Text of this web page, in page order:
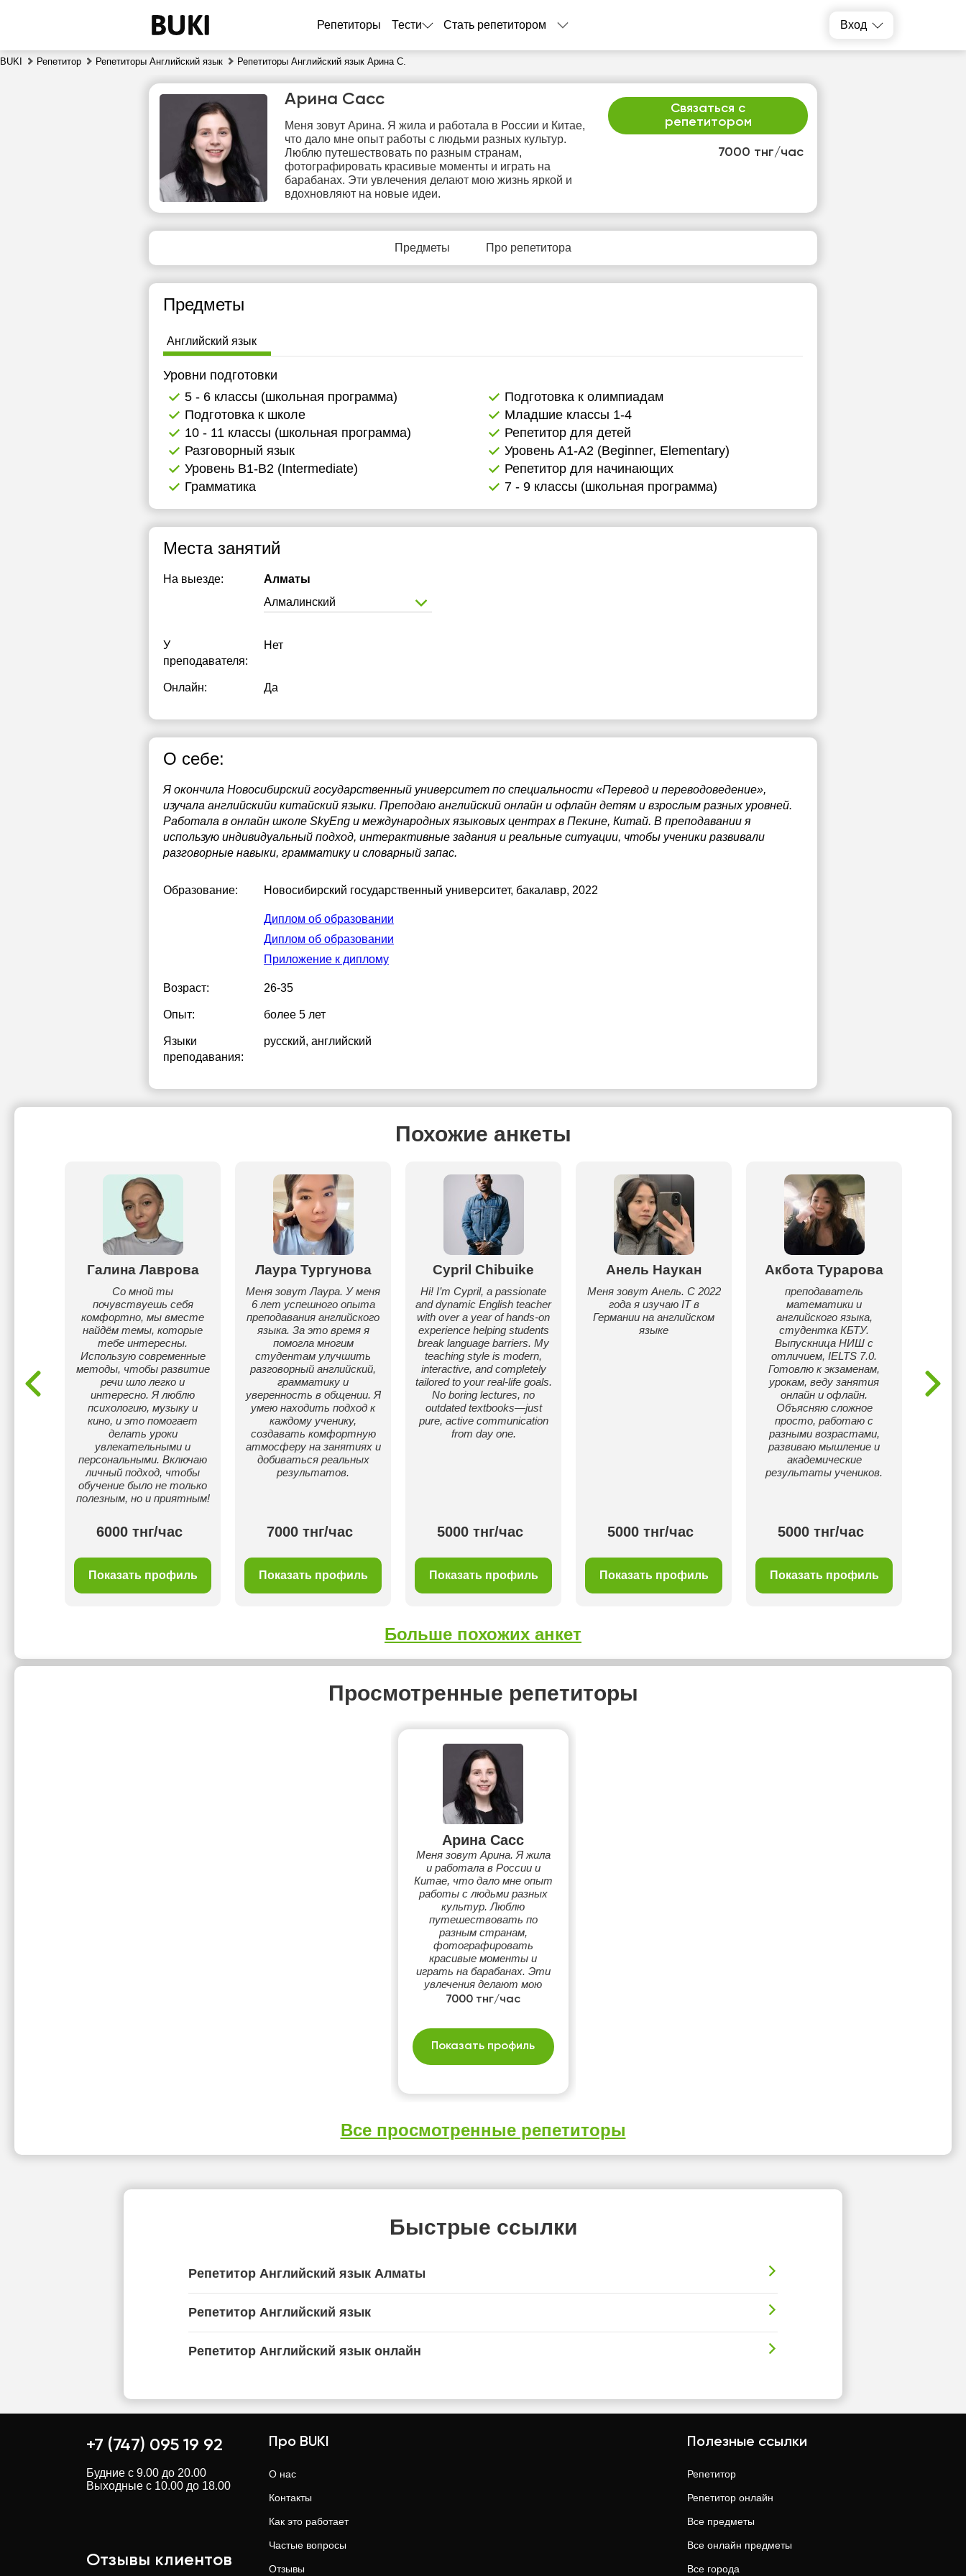
Репетиторы Тести Стать репетитором Вход
BUKI Репетитор Репетиторы Английский язык Репетиторы Английский язык Арина С.
7000 тнг/час
Связаться с
репетитором
Арина Сасс
Меня зовут Арина. Я жила и работала в России и Китае,
что дало мне опыт работы с людьми разных культур.
Люблю путешествовать по разным странам,
фотографировать красивые моменты и играть на
барабанах. Эти увлечения делают мою жизнь яркой и
вдохновляют на новые идеи.
Предметы Про репетитора
Предметы
Английский язык
Уровни подготовки
5 - 6 классы (школьная программа)
Подготовка к олимпиадам
Подготовка к школе
Младшие классы 1-4
10 - 11 классы (школьная программа)
Репетитор для детей
Разговорный язык
Уровень А1-А2 (Beginner, Elementary)
Уровень B1-B2 (Intermediate)
Репетитор для начинающих
Грамматика
7 - 9 классы (школьная программа)
Места занятий
На выезде:
Алматы
Алмалинский
У
преподавателя:
Нет
Онлайн: Да
О себе:
Я окончила Новосибирский государственный университет по специальности «Перевод и переводоведение»,
изучала английскийи китайский языки. Преподаю английский онлайн и офлайн детям и взрослым разных уровней.
Работала в онлайн школе SkyEng и международных языковых центрах в Пекине, Китай. В преподавании я
использую индивидуальный подход, интерактивные задания и реальные ситуации, чтобы ученики развивали
разговорные навыки, грамматику и словарный запас.
Образование: Новосибирский государственный университет, бакалавр, 2022
Диплом об образовании
Диплом об образовании
Приложение к диплому
Возраст: 26-35
Опыт: более 5 лет
Языки
преподавания:
русский, английский
Похожие анкеты
Бизнес
Галина Лаврова
Со мной ты
почувствуешь себя
комфортно, мы вместе
найдём темы, которые
тебе интересны.
Использую современные
методы, чтобы развитие
речи шло легко и
интересно. Я люблю
психологию, музыку и
кино, и это помогает
делать уроки
увлекательными и
персональными. Включаю
личный подход, чтобы
обучение было не только
полезным, но и приятным!
6000 тнг/час
Показать профиль
Лаура Тургунова
Меня зовут Лаура. У меня
6 лет успешного опыта
преподавания английского
языка. За это время я
помогла многим
студентам улучшить
разговорный английский,
грамматику и
уверенность в общении. Я
умею находить подход к
каждому ученику,
создавать комфортную
атмосферу на занятиях и
добиваться реальных
результатов.
7000 тнг/час
Показать профиль
Cypril Chibuike
Hi! I’m Cypril, a passionate
and dynamic English teacher
with over a year of hands-on
experience helping students
break language barriers. My
teaching style is modern,
interactive, and completely
tailored to your real-life goals.
No boring lectures, no
outdated textbooks—just
pure, active communication
from day one.
5000 тнг/час
Показать профиль
Анель Наукан
Меня зовут Анель. С 2022
года я изучаю IT в
Германии на английском
языке
5000 тнг/час
Показать профиль
Акбота Турарова
преподаватель
математики и
английского языка,
студентка КБТУ.
Выпускница НИШ с
отличием, IELTS 7.0.
Готовлю к экзаменам,
урокам, веду занятия
онлайн и офлайн.
Объясняю сложное
просто, работаю с
разными возрастами,
развиваю мышление и
академические
результаты учеников.
5000 тнг/час
Показать профиль
Больше похожих анкет
Просмотренные репетиторы
Арина Сасс
Меня зовут Арина. Я жила
и работала в России и
Китае, что дало мне опыт
работы с людьми разных
культур. Люблю
путешествовать по
разным странам,
фотографировать
красивые моменты и
играть на барабанах. Эти
увлечения делают мою
жизнь яркой и вдохновляют
7000 тнг/час
Показать профиль
Все просмотренные репетиторы
Быстрые ссылки
Репетитор Английский язык Алматы
Репетитор Английский язык
Репетитор Английский язык онлайн
чт
6
пт
7
сб
8
9
10
11
12
15:00
15:30
16:00
11:30
13:30
15:00
16:00
Нет
свободных
Нет
свободных
Нет
свободных
свободных
свободных
+7 (747) 095 19 92
Будние с 9.00 до 20.00
Выходные с 10.00 до 18.00
Отзывы клиентов
Про BUKI
О нас
Контакты
Как это работает
Частые вопросы
Отзывы
Полезные ссылки
Репетитор
Репетитор онлайн
Все предметы
Все онлайн предметы
Все города